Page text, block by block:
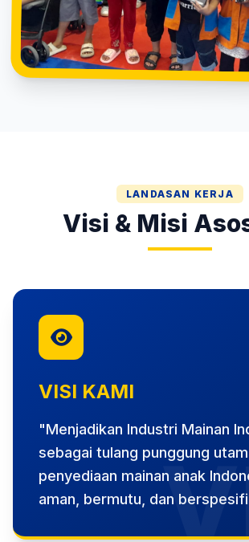
LANDASAN KERJA
Visi & Misi
VISI KAMI
"Menjadikan Industri Mainan
sebagai tulang punggung
penyediaan mainan anak
aman, bermutu, dan